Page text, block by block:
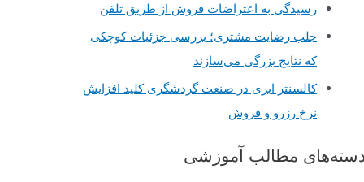
رسیدگی به اعتراضات فروش از طریق تلفن
جلب رضایت مشتری؛ بررسی جزئیات کوچکی
که نتایج بزرگی می‌سازند
کالسنتر ابری در صنعت گردشگری کلید افزایش
نرخ رزرو و فروش
دسته‌های مطالب آموزشی